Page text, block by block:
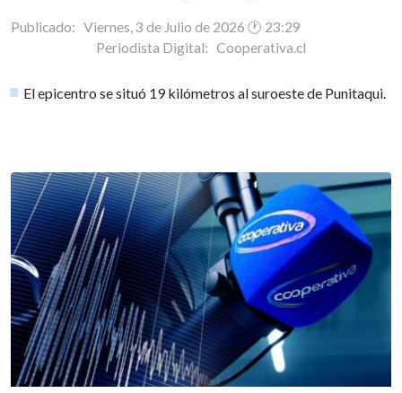
Publicado: Viernes, 3 de Julio de 2026 🕐 23:29
Periodista Digital: Cooperativa.cl
El epicentro se situó 19 kilómetros al suroeste de Punitaqui.